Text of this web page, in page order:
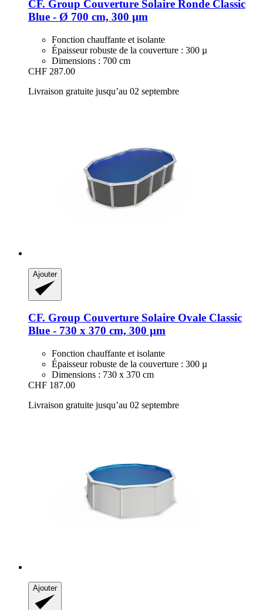
CF. Group Couverture Solaire Ronde Classic
Blue -​ Ø 700 cm, 300 µm
Fonction chauffante et isolante
Épaisseur robuste de la couverture : 300 µ
Dimensions : 700 cm
CHF 287.00
Livraison gratuite jusqu’au 02 septembre
Ajouter
CF. Group Couverture Solaire Ovale Classic
Blue -​ 730 x 370 cm, 300 µm
Fonction chauffante et isolante
Épaisseur robuste de la couverture : 300 µ
Dimensions : 730 x 370 cm
CHF 187.00
Livraison gratuite jusqu’au 02 septembre
Ajouter